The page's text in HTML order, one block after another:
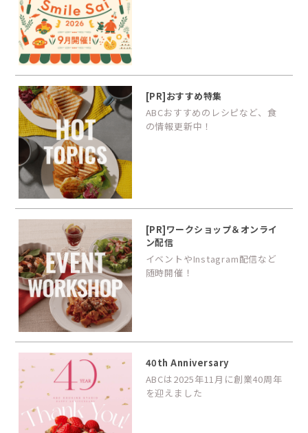
[PR]おすすめ特集
ABCおすすめのレシピなど、食
の情報更新中！
[PR]ワークショップ＆オンライ
ン配信
イベントやInstagram配信など
随時開催！
40th Anniversary
ABCは2025年11月に創業40周年
を迎えました